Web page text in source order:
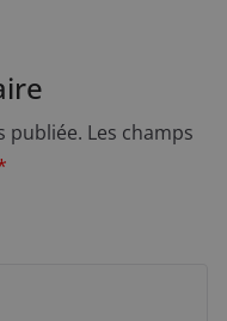
publiée. Les champs